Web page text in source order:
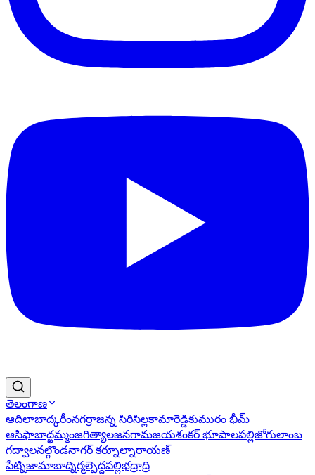
తెలంగాణ
ఆదిలాబాద్కరీంనగర్రాజన్న సిరిసిల్లకామారెడ్డికుమురం భీమ్
ఆసిఫాబాద్ఖమ్మంజగిత్యాలజనగామజయశంకర్ భూపాలపల్లిజోగులాంబ
గద్వాలనల్గొండనాగర్ కర్నూల్నారాయణ్
పేట్నిజామాబాద్నిర్మల్పెద్దపల్లిభద్రాద్రి